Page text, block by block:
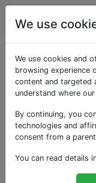
Wie
We use
We use cookies and
browsing experience
content and targeted
understand where
By continuing, you
technologies and
consent from a
You can read details